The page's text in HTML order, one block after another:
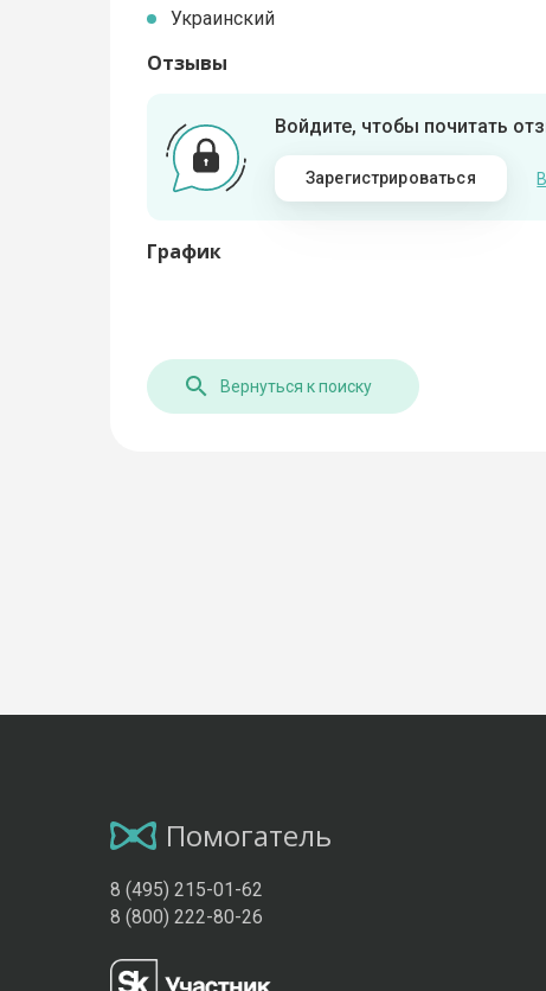
Украинский
Отзывы
Войдите, чтобы почитать
Зарегистрироваться
График
Вернуться к поиску
Помогатель
8 (495) 215-01-62
8 (800) 222-80-26